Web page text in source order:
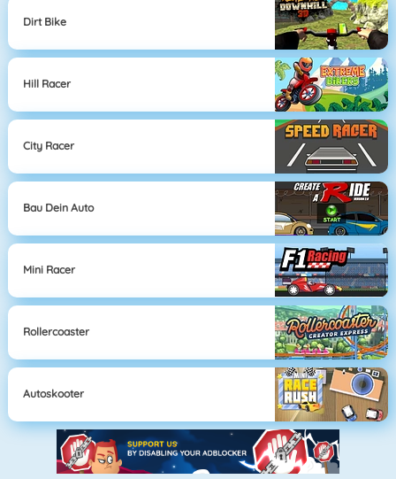
Dirt Bike
Hill Racer
City Racer
Bau Dein Auto
Mini Racer
Rollercoaster
Autoskooter